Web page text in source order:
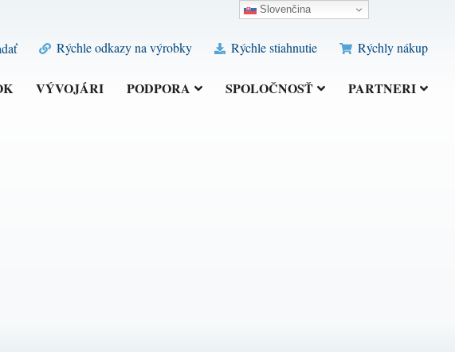
Rýchle odkazy na výrobky Rýchle stiahnutie Rýchly nákup
VÝVOJÁRI PODPORA SPOLOČNOSŤ PARTNERI
Slovenčina